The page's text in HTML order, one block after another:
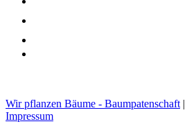
Wir pflanzen Bäume - Baumpatenschaft |
Impressum